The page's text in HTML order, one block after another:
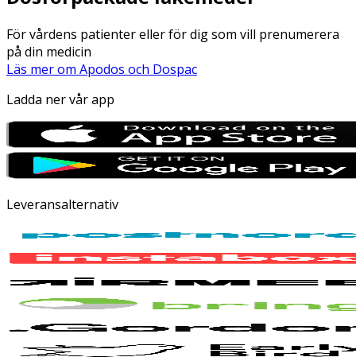
För vårdens patienter eller för dig som vill prenumerera
på din medicin
Läs mer om Apodos och Dospac
Ladda ner vår app
Leveransalternativ